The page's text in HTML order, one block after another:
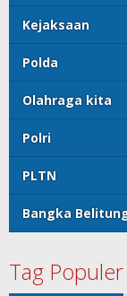
Kejaksaan
Polda
Olahraga kita
Polri
PLTN
Bangka
Tag Populer